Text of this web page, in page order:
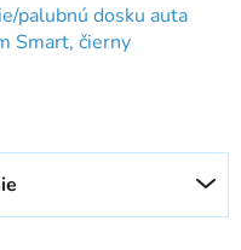
palubnú dosku auta
Smart, čierny